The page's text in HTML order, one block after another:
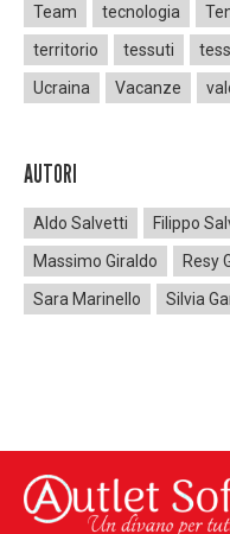
Team
tecnologia
territorio
tessuti
Ucraina
Vacanze
AUTORI
Aldo Salvetti Filippo
Massimo Giraldo
Resy
Sara Marinello
Silvia